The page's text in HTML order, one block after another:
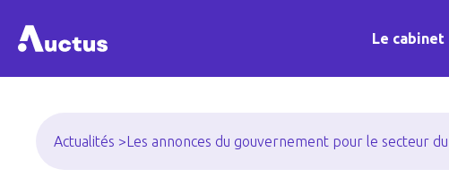
Le cabinet
Actualités >Les annonces du gouvernement pour le secteur